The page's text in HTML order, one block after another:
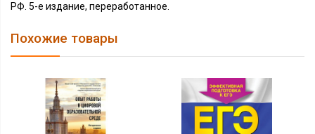
РФ. 5-е издание, переработанное.
Похожие товары